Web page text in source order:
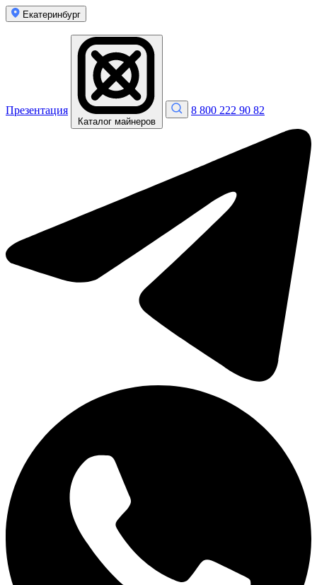
Екатеринбург
Презентация
Каталог майнеров
8 800 222 90 82